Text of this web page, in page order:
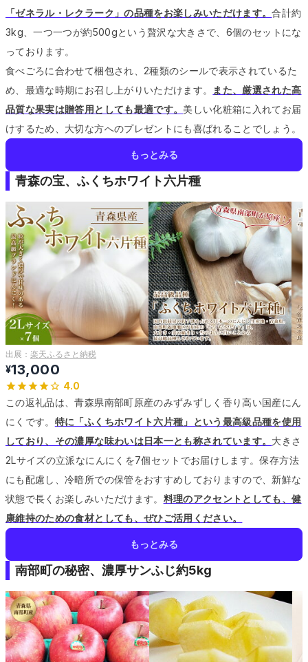
「ゼネラル・レクラーク」の品種をお楽しみいただけます。合計約
3kg、一つ一つが約500gという贅沢な大きさで、6個のセットにな
っております。
食べごろに合わせて梱包され、2種類のシールで表示されているた
め、最適な時期にお召し上がりいただけます。
また、厳選された高
品質な果実は贈答用としても最適です。 美しい化粧箱に入れてお届
けするため、大切な方へのプレゼントにも喜ばれることでしょう。
もっとみる
青森の宝、ふくちホワイト六片種
出展： 楽天ふるさと納税
¥13,000
4.0
この返礼品は、青森県南部町原産のみずみずしく香り高い国産にん
にくです。 特に「ふくちホワイト六片種」という最高級品種を使用
しており、その濃厚な味わいは日本一とも称されています。 大きさ
2Lサイズの立派なにんにくを7個セットでお届けします。保存方法
にも配慮し、冷暗所での保管をおすすめしておりますので、新鮮な
状態で長くお楽しみいただけます。 料理のアクセントとしても、健
康維持のための食材としても、ぜひご活用ください。
もっとみる
南部町の秘密、濃厚サンふじ約5kg